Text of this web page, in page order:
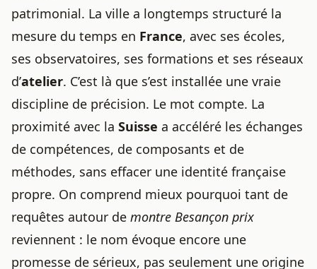
patrimonial. La ville a longtemps structuré la
mesure du temps en France, avec ses écoles,
ses observatoires, ses formations et ses réseaux
d’atelier. C’est là que s’est installée une vraie
discipline de précision. Le mot compte. La
proximité avec la Suisse a accéléré les échanges
de compétences, de composants et de
méthodes, sans effacer une identité française
propre. On comprend mieux pourquoi tant de
requêtes autour de montre Besançon prix
reviennent : le nom évoque encore une
promesse de sérieux, pas seulement une origine